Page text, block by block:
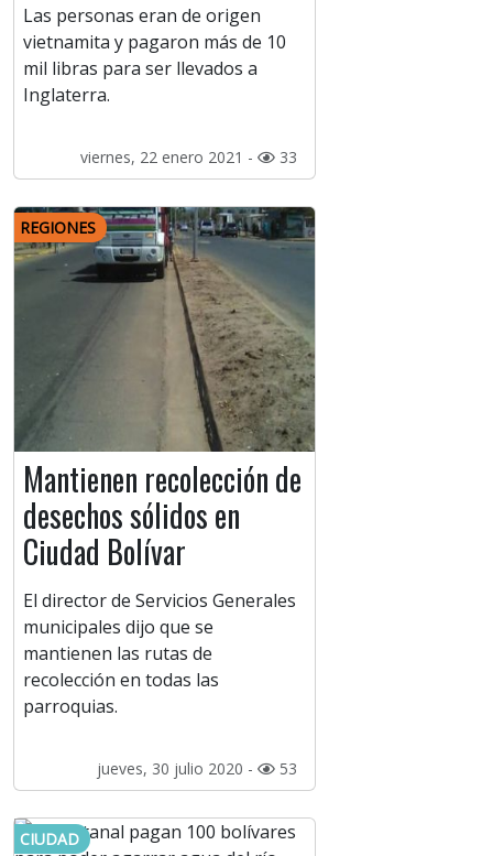
Las personas eran de origen
vietnamita y pagaron más de 10
mil libras para ser llevados a
Inglaterra.
viernes, 22 enero 2021 - 33
REGIONES
Mantienen recolección de
desechos sólidos en
Ciudad Bolívar
El director de Servicios Generales
municipales dijo que se
mantienen las rutas de
recolección en todas las
parroquias.
jueves, 30 julio 2020 - 53
CIUDAD